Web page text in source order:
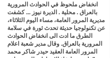
انخفاض ملحوظ في الحوادث المرورية
بالعراق . محلية . الديرة نيوز ... كشفت
مديرية المرور العامة، مساء اليوم الثلاثاء،
عن تكنولوجيا حديثة تحدث ثورة في سلامة
الطرق ما ادت الى انخفاض الحوادث
المرورية بالعراق. وقال مدير شعبة اعلام
المرور العامة العقيد حيدر شاكر محمد